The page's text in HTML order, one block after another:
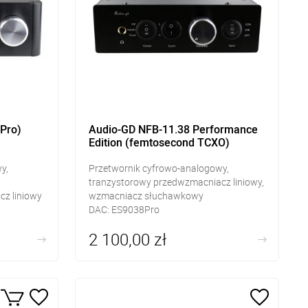
liniowy
4-
Audio-GD NFB-11.38 Performance
Edition (femtosecond TCXO)
Przetwornik cyfrowo-analogowy,
tranzystorowy przedwzmacniacz liniowy,
wzmacniacz słuchawkowy
DAC: ES9038Pro
Wyjścia RCA, słuchawkowe Jack 6,3mm
2 100,00 zł